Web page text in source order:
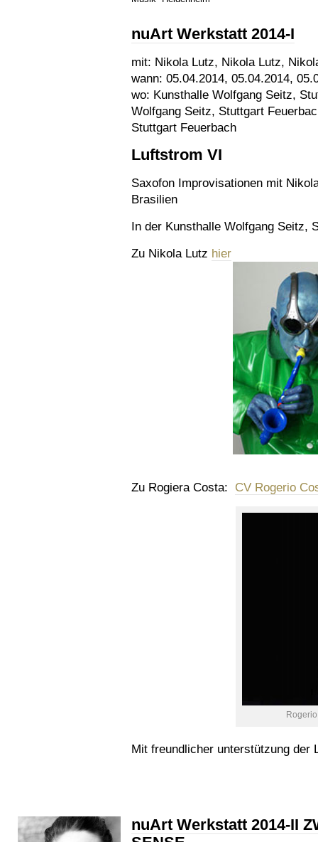
nuArt Werkstatt 2014-I
mit: Nikola Lutz, Nikola Lutz,
wann: 05.04.2014, 05.04.2014,
wo: Kunsthalle Wolfgang Seitz,
Wolfgang Seitz, Stuttgart
Stuttgart Feuerbach
Luftstrom VI
Saxofon Improvisationen mit
Brasilien
In der Kunsthalle Wolfgang Seitz,
Zu Nikola Lutz hier
Zu Rogiera Costa: CV Rogerio
Mit freundlicher unterstützung der
nuArt Werkstatt 2014-II